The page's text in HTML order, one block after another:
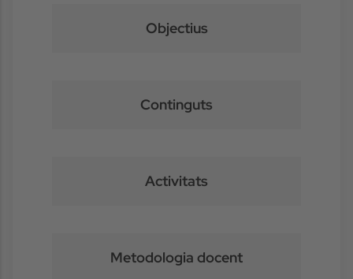
Objectius
Continguts
Activitats
Metodologia docent